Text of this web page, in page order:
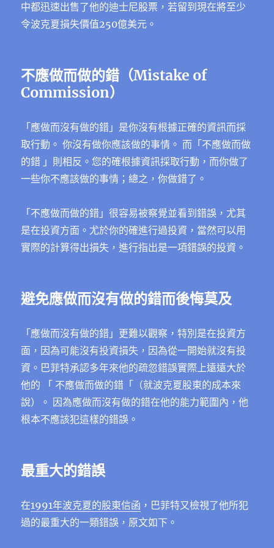
中都迅速出售了他的迪士尼股票，若留到現在將至少
令波克夏損失價值250億美元。
不應做而做的錯（Mistake of
Commission）
「應做而沒有做的錯」是你沒有根據正確的資訊而採
取行動。 你沒有做你應該做的事情。 而「不應做而做
的錯 」則相反。您的確根據資訊採取行動，而你做了
一些你不應該做的事情；總之，你做錯了。
「不應做而做的錯」很容易被察覺並看到錯誤，尤其
是在投資方面。尤於你的確進行過投資，當然可以用
實際的計算得出損失，進行指出是一項錯誤的投資。
避免應做而沒有做的錯而後悔莫及
「應做而沒有做的錯」更難以觀察，特別是在投資方
面，因為可能沒有投資損失，因為從一開始就沒有投
資。巴菲特承認多年來他的疏忽錯誤實際上遠遠大於
他的 「 不應做而做的錯「（就波克夏股東的成本來
說）。 因為應做而沒有做的錯在他的能力範圍內，他
根本不應該犯這樣的錯誤。
最重大的錯誤
在1991年波克夏的股東信函 ，巴菲特又檢視了他所犯
過的最重大的一類錯誤，原文如下。